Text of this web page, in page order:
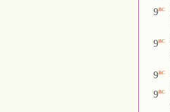
9вс
9вс
9вс
9вс